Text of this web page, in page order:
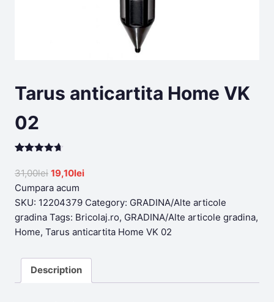
Tarus anticartita Home VK
02
out of 5
based on
customer
ratings
31,00lei Original
price
was:
31,00lei.
19,10leiCurrent
is:
19,10lei.
Cumpara acum
SKU: 12204379 Category: GRADINA/Alte articole
gradina Tags: Bricolaj.ro, GRADINA/Alte articole gradina,
Home, Tarus anticartita Home VK 02
Description